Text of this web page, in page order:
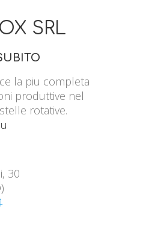
SRL
la piu completa
produttive nel
rotative.
30